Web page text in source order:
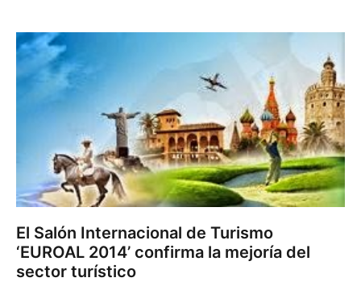
El Salón Internacional de Turismo
‘EUROAL 2014’ confirma la mejoría del
sector turístico